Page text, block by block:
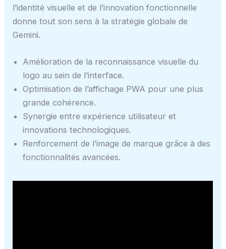
l’identité visuelle et de l’innovation fonctionnelle
donne tout son sens à la stratégie globale de
Gemini.
Amélioration de la reconnaissance visuelle du
logo au sein de l’interface.
Optimisation de l’affichage PWA pour une plus
grande cohérence.
Synergie entre expérience utilisateur et
innovations technologiques.
Renforcement de l’image de marque grâce à des
fonctionnalités avancées.